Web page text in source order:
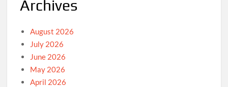
Archives
August 2026
July 2026
June 2026
May 2026
April 2026